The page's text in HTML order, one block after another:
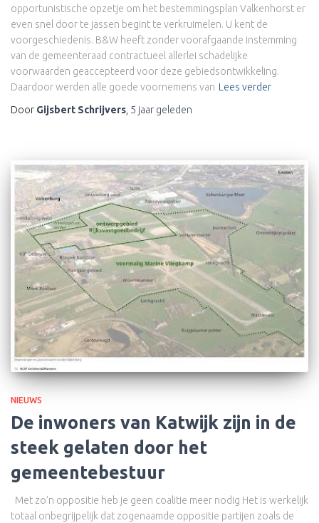
opportunistische opzetje om het bestemmingsplan Valkenhorst er
even snel door te jassen begint te verkruimelen. U kent de
voorgeschiedenis. B&W heeft zonder voorafgaande instemming
van de gemeenteraad contractueel allerlei schadelijke
voorwaarden geaccepteerd voor deze gebiedsontwikkeling.
Daardoor werden alle goede voornemens van Lees verder
Door Gijsbert Schrijvers, 5 jaar geleden
NIEUWS
De inwoners van Katwijk zijn in de
steek gelaten door het
gemeentebestuur
Met zo’n oppositie heb je geen coalitie meer nodig Het is werkelijk
totaal onbegrijpelijk dat zogenaamde oppositie partijen zoals de